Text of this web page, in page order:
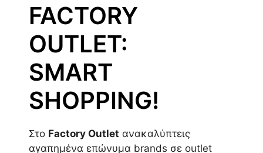
FACTORY
OUTLET:
SMART
SHOPPING!
Στο Factory Outlet ανακαλύπτεις
αγαπημένα επώνυμα brands σε outlet